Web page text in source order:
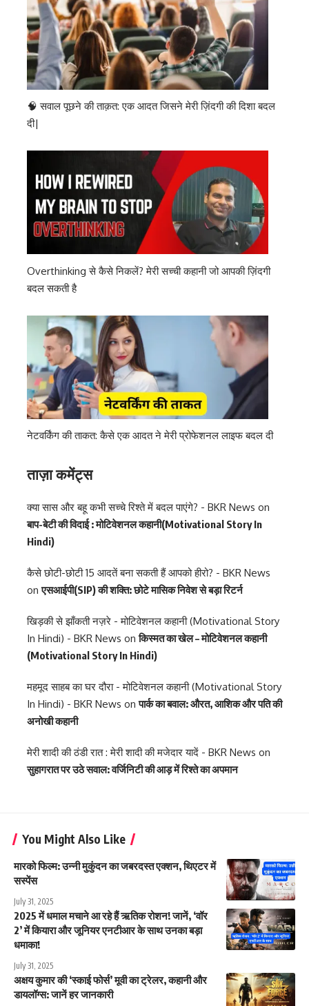
🧠 सवाल पूछने की ताक़त: एक आदत जिसने मेरी ज़िंदगी की दिशा बदल
दी|
Overthinking से कैसे निकलें? मेरी सच्ची कहानी जो आपकी ज़िंदगी
बदल सकती है
नेटवर्किंग की ताकत: कैसे एक आदत ने मेरी प्रोफेशनल लाइफ बदल दी
ताज़ा कमेंट्स
क्या सास और बहू कभी सच्चे रिश्ते में बदल पाएंगे? - BKR News on
बाप-बेटी की विदाई : मोटिवेशनल कहानी(Motivational Story In
Hindi)
कैसे छोटी-छोटी 15 आदतें बना सकती हैं आपको हीरो? - BKR News
onएसआईपी(SIP) की शक्ति: छोटे मासिक निवेश से बड़ा रिटर्न
खिड़की से झाँकती नज़रे - मोटिवेशनल कहानी (Motivational Story
In Hindi) - BKR News onकिस्मत का खेल – मोटिवेशनल कहानी
(Motivational Story In Hindi)
महमूद साहब का घर दौरा - मोटिवेशनल कहानी (Motivational Story
In Hindi) - BKR News onपार्क का बवाल: औरत, आशिक और पति की
अनोखी कहानी
मेरी शादी की ठंडी रात : मेरी शादी की मजेदार यादें - BKR News on
सुहागरात पर उठे सवाल: वर्जिनिटी की आड़ में रिश्ते का अपमान
You Might Also Like
मारको फिल्म: उन्नी मुकुंदन का जबरदस्त एक्शन, थिएटर में
सस्पेंस
July 31, 2025
2025 में धमाल मचाने आ रहे हैं ऋतिक रोशन! जानें, ‘वॉर
2’ में कियारा और जूनियर एनटीआर के साथ उनका बड़ा
धमाका!
July 31, 2025
अक्षय कुमार की ‘स्काई फोर्स’ मूवी का ट्रेलर, कहानी और
डायलॉग्स: जानें हर जानकारी